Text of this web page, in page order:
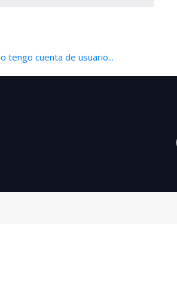
tengo cuenta de usuario...